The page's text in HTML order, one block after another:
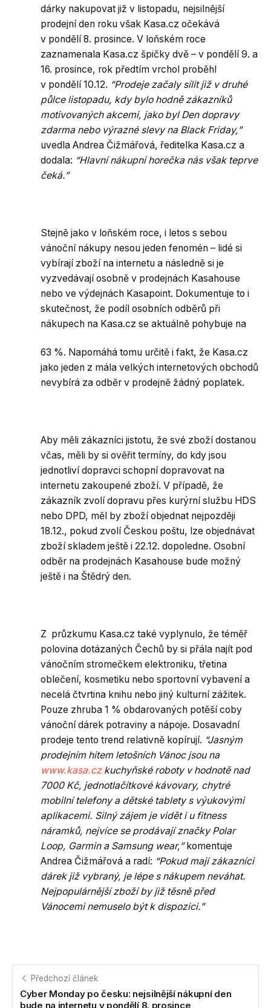
dárky nakupovat již v listopadu, nejsilnější
prodejní den roku však Kasa.cz očekává
v pondělí 8. prosince. V loňském roce
zaznamenala Kasa.cz špičky dvě – v pondělí 9. a
16. prosince, rok předtím vrchol proběhl
v pondělí 10.12. “Prodeje začaly sílit již v druhé
půlce listopadu, kdy bylo hodně zákazníků
motivovaných akcemi, jako byl Den dopravy
zdarma nebo výrazné slevy na Black Friday,”
uvedla Andrea Čižmářová, ředitelka Kasa.cz a
dodala: “Hlavní nákupní horečka nás však teprve
čeká.”
Stejně jako v loňském roce, i letos s sebou
vánoční nákupy nesou jeden fenomén – lidé si
vybírají zboží na internetu a následně si je
vyzvedávají osobně v prodejnách Kasahouse
nebo ve výdejnách Kasapoint. Dokumentuje to i
skutečnost, že podíl osobních odběrů při
nákupech na Kasa.cz se aktuálně pohybuje na
63 %. Napomáhá tomu určitě i fakt, že Kasa.cz
jako jeden z mála velkých internetových obchodů
nevybírá za odběr v prodejně žádný poplatek.
Aby měli zákazníci jistotu, že své zboží dostanou
včas, měli by si ověřit termíny, do kdy jsou
jednotliví dopravci schopní dopravovat na
internetu zakoupené zboží. V případě, že
zákazník zvolí dopravu přes kurýrní službu HDS
nebo DPD, měl by zboží objednat nejpozději
18.12., pokud zvolí Českou poštu, lze objednávat
zboží skladem ještě i 22.12. dopoledne. Osobní
odběr na prodejnách Kasahouse bude možný
ještě i na Štědrý den.
Z průzkumu Kasa.cz také vyplynulo, že téměř
polovina dotázaných Čechů by si přála najít pod
vánočním stromečkem elektroniku, třetina
oblečení, kosmetiku nebo sportovní vybavení a
necelá čtvrtina knihu nebo jiný kulturní zážitek.
Pouze zhruba 1 % obdarovaných potěší coby
vánoční dárek potraviny a nápoje. Dosavadní
prodeje tento trend relativně kopírují. “Jasným
prodejním hitem letošních Vánoc jsou na
www.kasa.czkuchyňské roboty v hodnotě nad
7000 Kč, jednotlačítkové kávovary, chytré
mobilní telefony a dětské tablety s výukovými
aplikacemi. Silný zájem je vidět i u fitness
náramků, nejvíce se prodávají značky Polar
Loop, Garmin a Samsung wear,”komentuje
Andrea Čižmářová a radí: “Pokud mají zákazníci
dárek již vybraný, je lépe s nákupem neváhat.
Nejpopulárnější zboží by již těsně před
Vánocemi nemuselo být k dispozici.”
Předchozí článek
Cyber Monday po česku: nejsilnější nákupní den
bude na internetu v pondělí 8. prosince